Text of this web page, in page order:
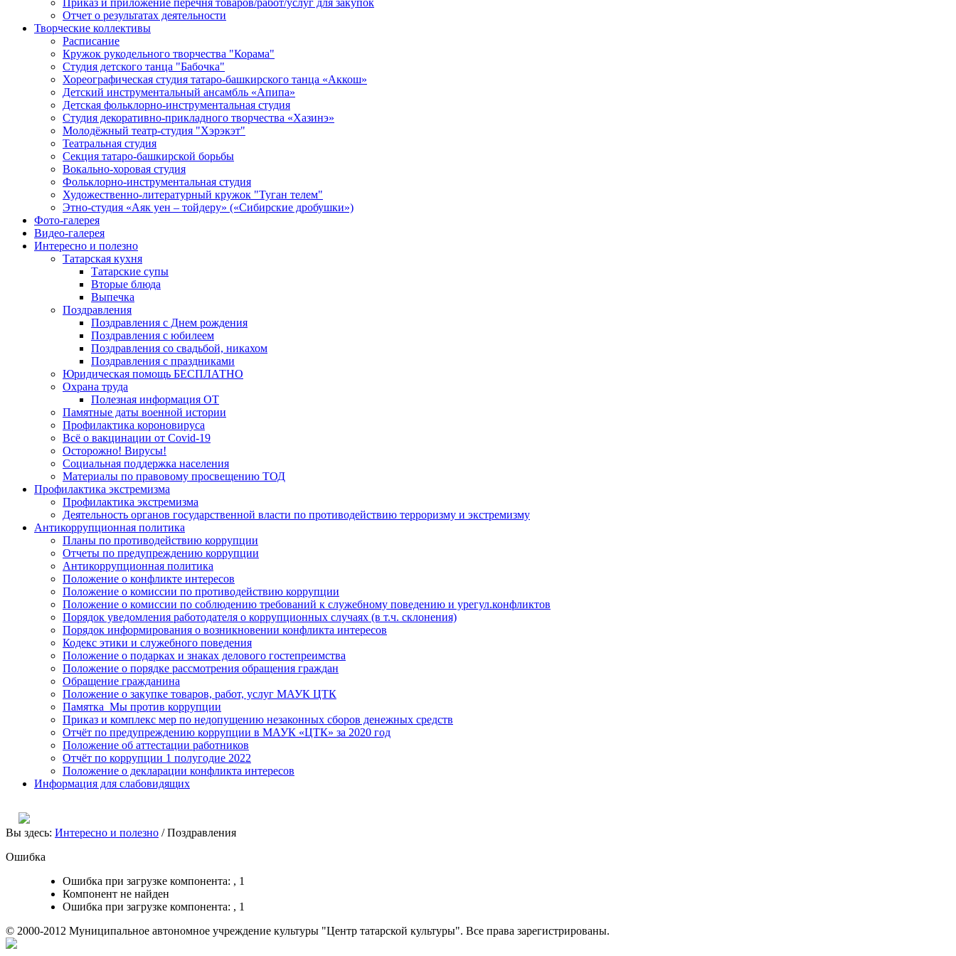
Приказ и приложение перечня товаров/работ/услуг для закупок
Отчет о результатах деятельности
Творческие коллективы
Расписание
Кружок рукодельного творчества "Корама"
Студия детского танца "Бабочка"
Хореографическая студия татаро-башкирского танца «Аккош»
Детский инструментальный ансамбль «Апипа»
Детская фольклорно-инструментальная студия
Студия декоративно-прикладного творчества «Хазинэ»
Молодёжный театр-студия "Хэрэкэт"
Театральная студия
Секция татаро-башкирской борьбы
Вокально-хоровая студия
Фольклорно-инструментальная студия
Художественно-литературный кружок "Туган телем"
Этно-студия «Аяк уен – тойдеру» («Сибирские дробушки»)
Фото-галерея
Видео-галерея
Интересно и полезно
Татарская кухня
Татарские супы
Вторые блюда
Выпечка
Поздравления
Поздравления с Днем рождения
Поздравления с юбилеем
Поздравления со свадьбой, никахом
Поздравления с праздниками
Юридическая помощь БЕСПЛАТНО
Охрана труда
Полезная информация ОТ
Памятные даты военной истории
Профилактика короновируса
Всё о вакцинации от Covid-19
Осторожно! Вирусы!
Социальная поддержка населения
Материалы по правовому просвещению ТОД
Профилактика экстремизма
Профилактика экстремизма
Деятельность органов государственной власти по противодействию терроризму и экстремизму
Антикоррупционная политика
Планы по противодействию коррупции
Отчеты по предупреждению коррупции
Антикоррупционная политика
Положение о конфликте интересов
Положение о комиссии по противодействию коррупции
Положение о комиссии по соблюдению требований к служебному поведению и урегул.конфликтов
Порядок уведомления работодателя о коррупционных случаях (в т.ч. склонения)
Порядок информирования о возникновении конфликта интересов
Кодекс этики и служебного поведения
Положение о подарках и знаках делового гостепреимства
Положение о порядке рассмотрения обращения граждан
Обращение гражданина
Положение о закупке товаров, работ, услуг МАУК ЦТК
Памятка_Мы против коррупции
Приказ и комплекс мер по недопущению незаконных сборов денежных средств
Отчёт по предупреждению коррупции в МАУК «ЦТК» за 2020 год
Положение об аттестации работников
Отчёт по коррупции 1 полугодие 2022
Положение о декларации конфликта интересов
Информация для слабовидящих
Вы здесь: Интересно и полезно /Поздравления
Ошибка
Ошибка при загрузке компонента: , 1
Компонент не найден
Ошибка при загрузке компонента: , 1
© 2000-2012 Муниципальное автономное учреждение культуры "Центр татарской культуры". Все права зарегистрированы.